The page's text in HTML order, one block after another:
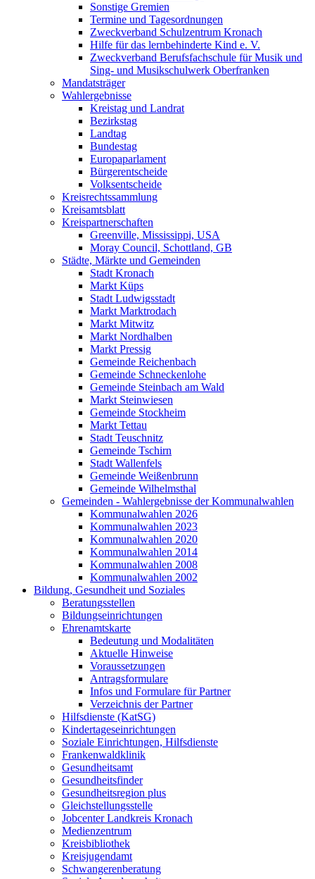
Sonstige Gremien
Termine und Tagesordnungen
Zweckverband Schulzentrum Kronach
Hilfe für das lernbehinderte Kind e. V.
Zweckverband Berufsfachschule für Musik und
Sing- und Musikschulwerk Oberfranken
Mandatsträger
Wahlergebnisse
Kreistag und Landrat
Bezirkstag
Landtag
Bundestag
Europaparlament
Bürgerentscheide
Volksentscheide
Kreisrechtssammlung
Kreisamtsblatt
Kreispartnerschaften
Greenville, Mississippi, USA
Moray Council, Schottland, GB
Städte, Märkte und Gemeinden
Stadt Kronach
Markt Küps
Stadt Ludwigsstadt
Markt Marktrodach
Markt Mitwitz
Markt Nordhalben
Markt Pressig
Gemeinde Reichenbach
Gemeinde Schneckenlohe
Gemeinde Steinbach am Wald
Markt Steinwiesen
Gemeinde Stockheim
Markt Tettau
Stadt Teuschnitz
Gemeinde Tschirn
Stadt Wallenfels
Gemeinde Weißenbrunn
Gemeinde Wilhelmsthal
Gemeinden - Wahlergebnisse der Kommunalwahlen
Kommunalwahlen 2026
Kommunalwahlen 2023
Kommunalwahlen 2020
Kommunalwahlen 2014
Kommunalwahlen 2008
Kommunalwahlen 2002
Bildung, Gesundheit und Soziales
Beratungsstellen
Bildungseinrichtungen
Ehrenamtskarte
Bedeutung und Modalitäten
Aktuelle Hinweise
Voraussetzungen
Antragsformulare
Infos und Formulare für Partner
Verzeichnis der Partner
Hilfsdienste (KatSG)
Kindertageseinrichtungen
Soziale Einrichtungen, Hilfsdienste
Frankenwaldklinik
Gesundheitsamt
Gesundheitsfinder
Gesundheitsregion plus
Gleichstellungsstelle
Jobcenter Landkreis Kronach
Medienzentrum
Kreisbibliothek
Kreisjugendamt
Schwangerenberatung